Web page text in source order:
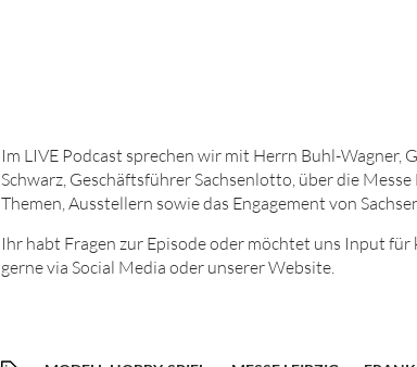
Im LIVE Podcast sprechen wir mit Herrn Buhl-Wagner,
Schwarz, Geschäftsführer Sachsenlotto, über die
Themen, Ausstellern sowie das Engagement von
Ihr habt Fragen zur Episode oder möchtet uns Input
gerne via Social Media oder unserer Website.